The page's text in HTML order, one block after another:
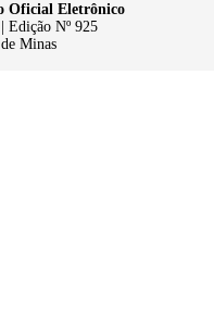
Oficial Eletrônico
Edição Nº 925
Minas